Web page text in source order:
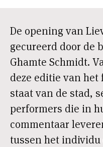
De opening van
gecureerd door de
Ghamte Schmidt.
deze editie van het
staat van de stad,
performers die in
commentaar
tussen het